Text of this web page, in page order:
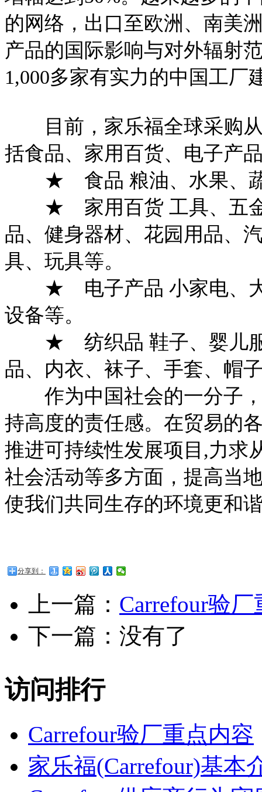
的网络，出口至欧洲、南美
产品的国际影响与对外辐射
1,000多家有实力的中国工厂
目前，家乐福全球采购从
括食品、家用百货、电子产
★ 食品 粮油、水果、蔬
★ 家用百货 工具、五金
品、健身器材、花园用品、
具、玩具等。
★ 电子产品 小家电、大
设备等。
★ 纺织品 鞋子、婴儿服
品、内衣、袜子、手套、帽
作为中国社会的一分子，
持高度的责任感。在贸易的
推进可持续性发展项目,力求
社会活动等多方面，提高当
使我们共同生存的环境更和
分享到：
上一篇： Carrefour验
下一篇：没有了
访问排行
Carrefour验厂重点内容
家乐福(Carrefour)基本